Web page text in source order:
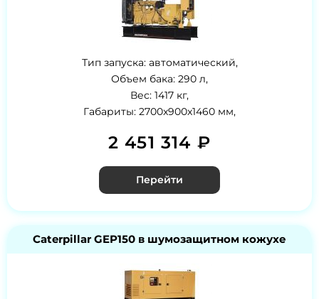
Тип запуска: автоматический,
Объем бака: 290 л,
Вес: 1417 кг,
Габариты: 2700x900x1460 мм,
2 451 314 ₽
Перейти
Caterpillar GEP150 в шумозащитном кожухе